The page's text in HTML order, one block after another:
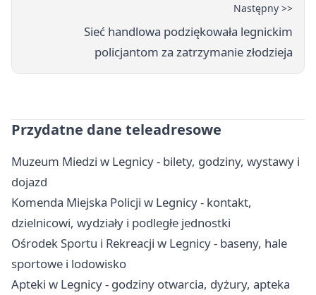
Następny >>
Sieć handlowa podziękowała legnickim
policjantom za zatrzymanie złodzieja
Przydatne dane teleadresowe
Muzeum Miedzi w Legnicy - bilety, godziny, wystawy i
dojazd
Komenda Miejska Policji w Legnicy - kontakt,
dzielnicowi, wydziały i podległe jednostki
Ośrodek Sportu i Rekreacji w Legnicy - baseny, hale
sportowe i lodowisko
Apteki w Legnicy - godziny otwarcia, dyżury, apteka